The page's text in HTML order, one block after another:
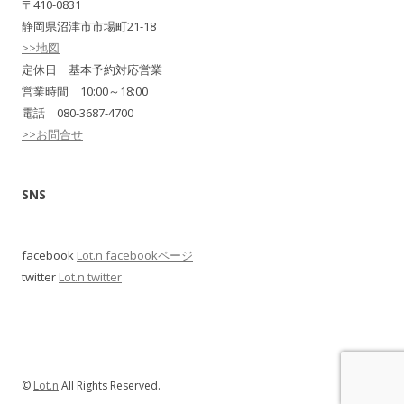
〒410-0831
静岡県沼津市市場町21-18
>>地図
定休日 基本予約対応営業
営業時間 10:00～18:00
電話 080-3687-4700
>>お問合せ
SNS
facebook Lot.n facebookページ
twitter Lot.n twitter
© Lot.n All Rights Reserved.